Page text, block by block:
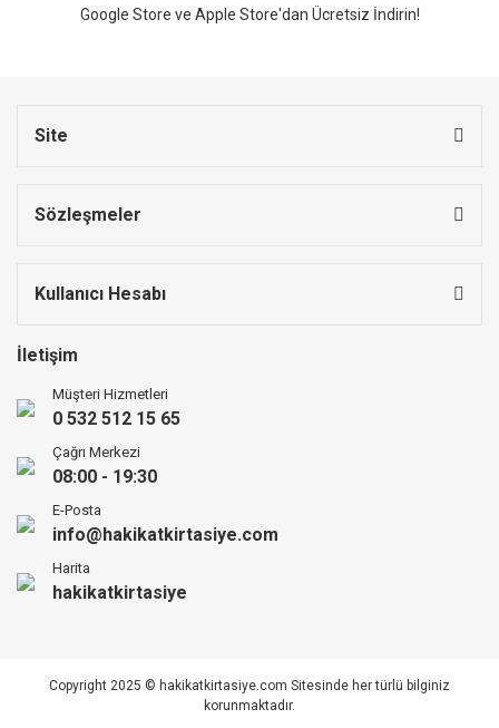
Google Store ve Apple Store'dan Ücretsiz İndirin!
Site
Sözleşmeler
Kullanıcı Hesabı
İletişim
Müşteri Hizmetleri
0 532 512 15 65
Çağrı Merkezi
08:00 - 19:30
E-Posta
info@hakikatkirtasiye.com
Harita
hakikatkirtasiye
Copyright 2025 © hakikatkirtasiye.com Sitesinde her türlü bilginiz
korunmaktadır.